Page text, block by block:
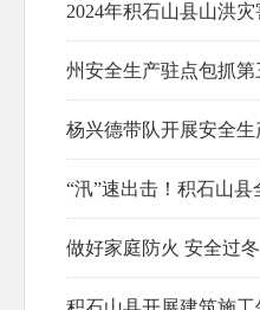
做好家庭防火 安全过冬